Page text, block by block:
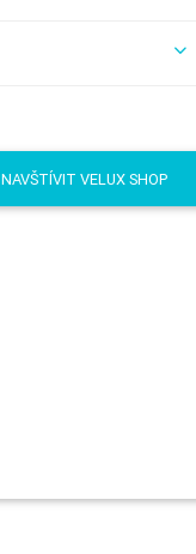
NAVŠTÍVIT VELUX SHOP